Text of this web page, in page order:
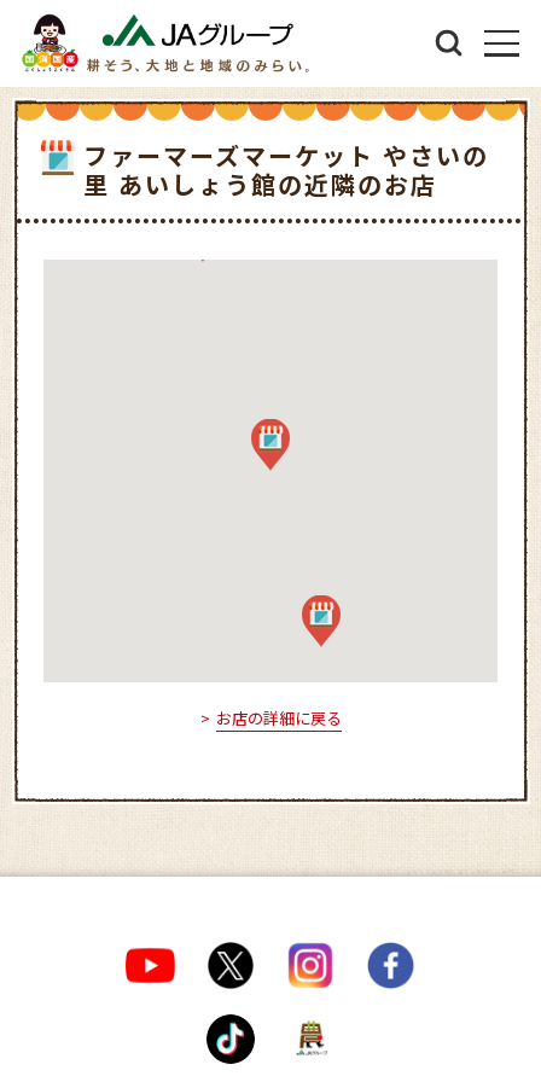
ファーマーズマーケット やさいの
里 あいしょう館の近隣のお店
お店の詳細に戻る